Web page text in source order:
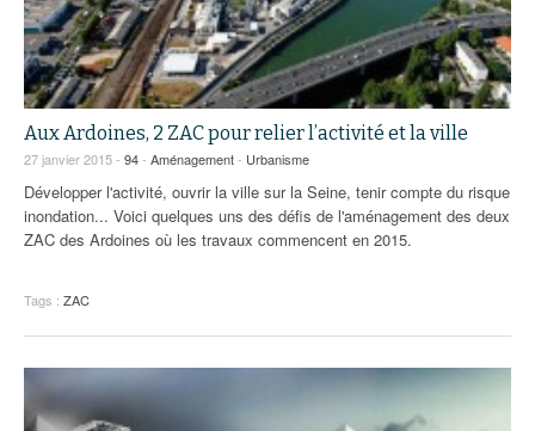
Aux Ardoines, 2 ZAC pour relier l’activité et la ville
27 janvier 2015 - 94- Aménagement- Urbanisme
Développer l'activité, ouvrir la ville sur la Seine, tenir compte du risque
inondation... Voici quelques uns des défis de l'aménagement des deux
ZAC des Ardoines où les travaux commencent en 2015.
Tags : ZAC